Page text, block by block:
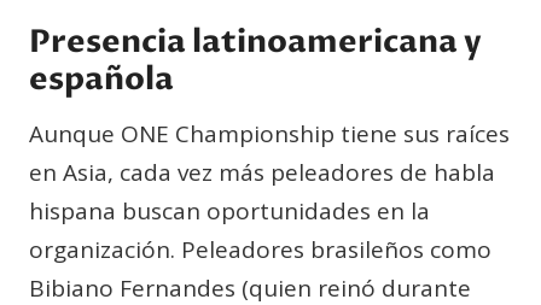
Presencia latinoamericana y
española
Aunque ONE Championship tiene sus raíces
en Asia, cada vez más peleadores de habla
hispana buscan oportunidades en la
organización. Peleadores brasileños como
Bibiano Fernandes (quien reinó durante